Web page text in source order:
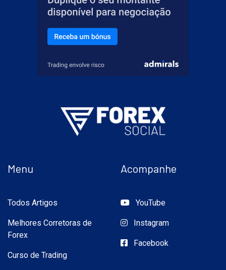
Menu
Todos Artigos
Melhores Corretoras de
Forex
Curso de Trading
Acompanhe
YouTube
Instagram
Facebook